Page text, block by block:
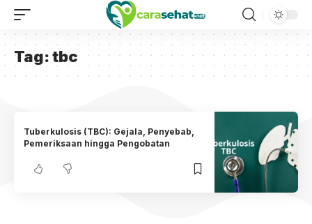
Tag:tbc
Tuberkulosis (TBC): Gejala, Penyebab,
Pemeriksaan hingga Pengobatan